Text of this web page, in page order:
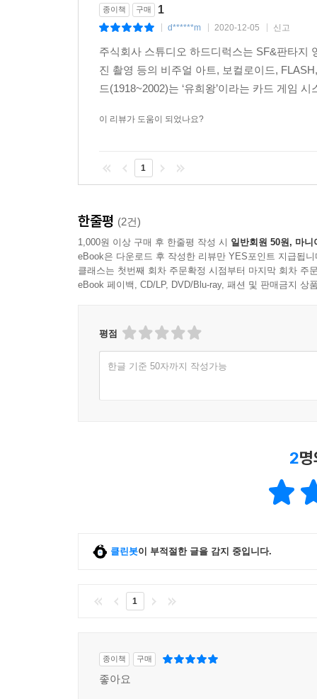
종이책 구매 1
d******m 2020-12-05 신고
주식회사 스튜디오 하드디럭스는 SF&판타지
진 촬영 등의 비주얼 아트, 보컬로이드,
드(1918~2002)는 ‘유희왕’이라는 카드 게임
이 리뷰가 도움이 되었나요?
1
한줄평 (2건)
1,000원 이상 구매 후 한줄평 작성 시 일반회원 50원, 마니
eBook은 다운로드 후 작성한 리뷰만 YES포인트 지급됩니
클래스는 첫번째 회차 주문확정 시점부터 마지막 회차 주
eBook 페이백, CD/LP, DVD/Blu-ray, 패션 및 판매금지 상
평점
한글 기준 50자까지 작성가능
2
클린봇이 부적절한 글을 감지 중입니다.
1
종이책 구매
좋아요